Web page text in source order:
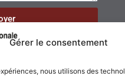
Gérer le consentement
nous utilisons des